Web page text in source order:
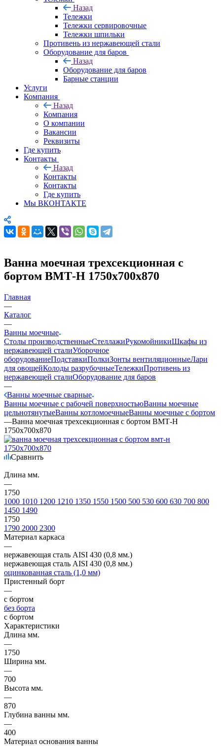
Назад
Тележки
Тележки сервировочные
Тележки шпильки
Противень из нержавеющей стали
Оборудование для баров
Назад
Оборудование для баров
Барные станции
Услуги
Компания
Назад
Компания
О компании
Вакансии
Реквизиты
Где купить
Контакты
Назад
Контакты
Контакты
Где купить
Мы ВКОНТАКТЕ
Ванна моечная трехсекционная с
бортом ВМТ-Н 1750х700х870
Главная
—
Каталог
—
Ванны моечные
Столы производственныеСтеллажиРукомойникиШкафы из
нержавеющей сталиУборочное
оборудованиеПодставкиПолкиЗонты вентиляционныеЛари
для овощейКолоды разрубочныеТележкиПротивень из
нержавеющей сталиОборудование для баров
—
Ванны моечные сварные
Ванны моечные с рабочей поверхностьюВанны моечные
цельнотянутыеВанны котломоечныеВанны моечные с бортом
—Ванна моечная трехсекционная с бортом ВМТ-Н
1750х700х870
Сравнить
Длина мм.
—
1750
1000 1010 1200 1210 1350 1550 1500 500 530 600 630 700 800
1450 1490
1750
1790 2000 2300
Материал каркаса
—
нержавеющая сталь AISI 430 (0,8 мм.)
нержавеющая сталь AISI 430 (0,8 мм.)
оцинкованная сталь (1,0 мм)
Пристенный борт
—
с бортом
без борта
с бортом
Характеристики
Длина мм.
—
1750
Ширина мм.
—
700
Высота мм.
—
870
Глубина ванны мм.
—
400
Материал основания ванны